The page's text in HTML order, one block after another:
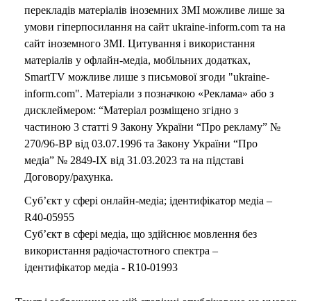
перекладів матеріалів іноземних ЗМІ можливе лише за
умови гіперпосилання на сайт ukraine-inform.com та на
сайт іноземного ЗМІ. Цитування і використання
матеріалів у офлайн-медіа, мобільних додатках,
SmartTV можливе лише з письмової згоди "ukraine-
inform.com". Матеріали з позначкою «Реклама» або з
дисклеймером: “Матеріал розміщено згідно з
частиною 3 статті 9 Закону України “Про рекламу” №
270/96-ВР від 03.07.1996 та Закону України “Про
медіа” № 2849-IX від 31.03.2023 та на підставі
Договору/рахунка.
Суб’єкт у сфері онлайн-медіа; ідентифікатор медіа –
R40-05955
Суб’єкт в сфері медіа, що здійснює мовлення без
використання радіочастотного спектра –
ідентифікатор медіа - R10-01993